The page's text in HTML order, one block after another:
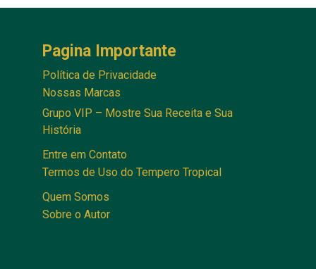
Pagina Importante
Política de Privacidade
Nossas Marcas
Grupo VIP – Mostre Sua Receita e Sua
História
Entre em Contato
Termos de Uso do Tempero Tropical
Quem Somos
Sobre o Autor